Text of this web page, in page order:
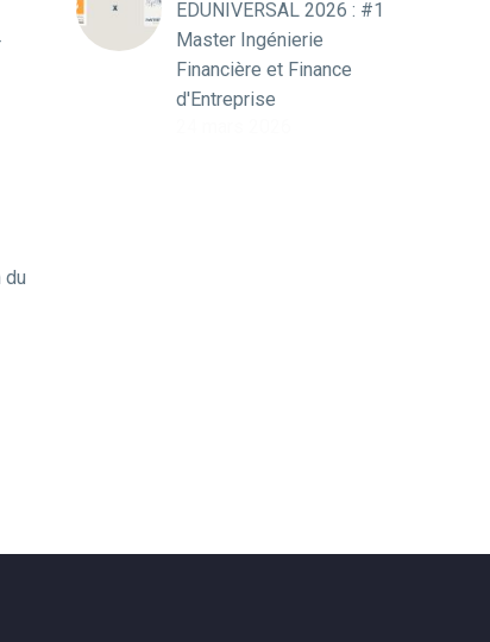
du
EDUNIVERSAL 2026 : #1
Master Ingénierie
Financière et Finance
d'Entreprise